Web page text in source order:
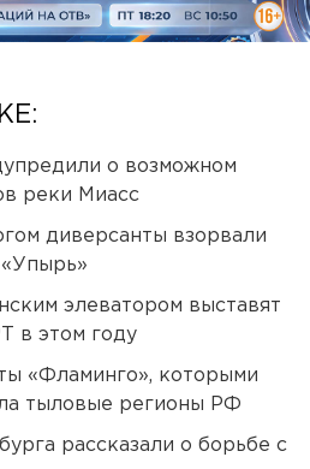
о возможном
реки Миасс
диверсанты взорвали
элеватором выставят
в этом году
«Фламинго», которыми
тыловые регионы РФ
рассказали о борьбе с